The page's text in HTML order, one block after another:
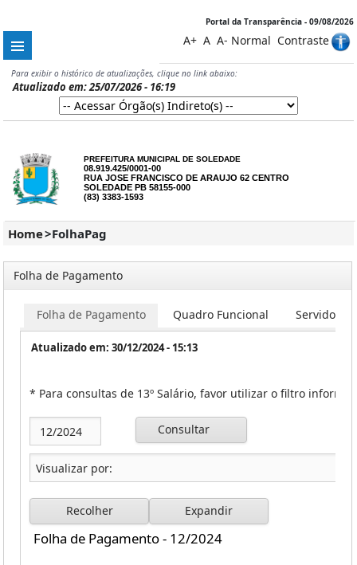
Portal da Transparência - 09/08/2026
A+ A A- Normal Contraste
Para exibir o histórico de atualizações, clique no link abaixo:
Atualizado em: 25/07/2026 - 16:19
PREFEITURA MUNICIPAL DE SOLEDADE
08.919.425/0001-00
RUA JOSE FRANCISCO DE ARAUJO 62 CENTRO
SOLEDADE PB 58155-000
(83) 3383-1593
Home>FolhaPag
Folha de Pagamento
Folha de Pagamento Quadro Funcional Servidores
Atualizado em: 30/12/2024 - 15:13
* Para consultas de 13º Salário, favor utilizar o filtro
Consultar
Recolher Expandir
Folha de Pagamento - 12/2024